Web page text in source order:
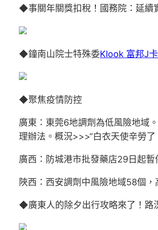
◆事關年關獎扣稅！國務院：延續
◆鐘南山院士特殊委Klook 富邦J卡
◆聚焦疫情防控
廣東：東莞6地調劑為低風險地域
理辦法。概況>>>“白衣天使辛勞
廣西：防城港市批發藥店29日起暫
陜西：西安調劑中風險地域58個
◆廣東人的除夕出行攻略來了！